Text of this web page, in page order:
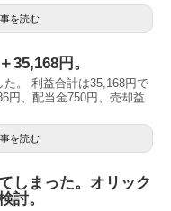
を読む
35,168円。
た。 利益合計は35,168円で
円、配当金750円、売却益
を読む
しまった。オリック
討。